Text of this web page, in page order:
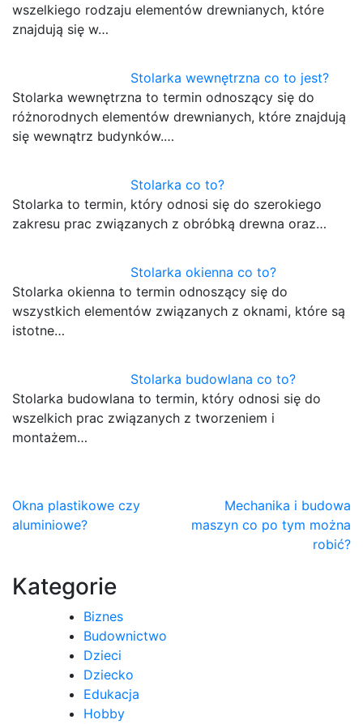
wszelkiego rodzaju elementów drewnianych, które
znajdują się w…
Stolarka wewnętrzna co to jest?
Stolarka wewnętrzna to termin odnoszący się do
różnorodnych elementów drewnianych, które znajdują
się wewnątrz budynków.…
Stolarka co to?
Stolarka to termin, który odnosi się do szerokiego
zakresu prac związanych z obróbką drewna oraz…
Stolarka okienna co to?
Stolarka okienna to termin odnoszący się do
wszystkich elementów związanych z oknami, które są
istotne…
Stolarka budowlana co to?
Stolarka budowlana to termin, który odnosi się do
wszelkich prac związanych z tworzeniem i
montażem…
Nawigacja
wpisu
Okna plastikowe czy
aluminiowe?
Mechanika i budowa
maszyn co po tym można
robić?
Kategorie
Biznes
Budownictwo
Dzieci
Dziecko
Edukacja
Hobby